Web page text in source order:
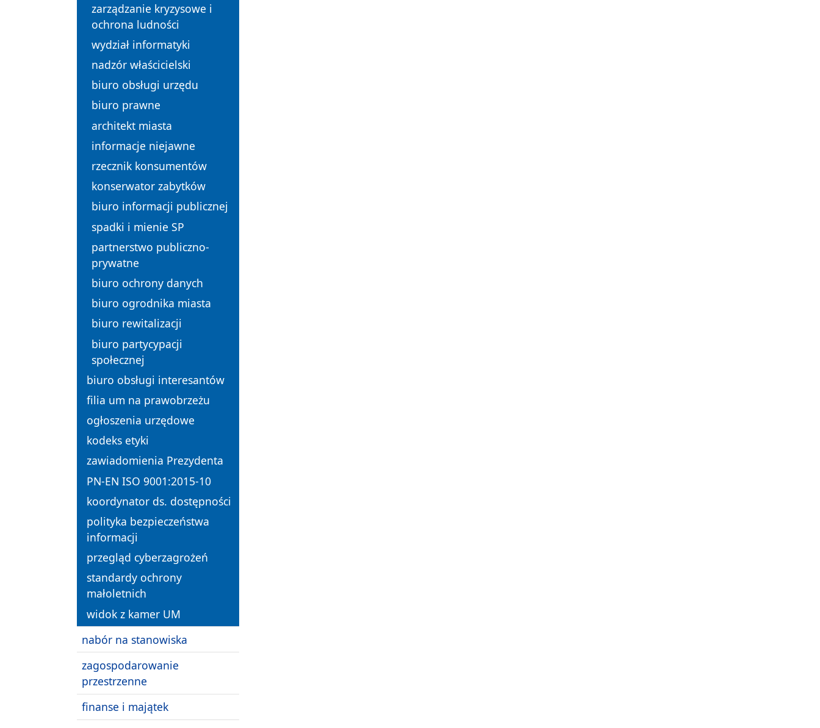
zarządzanie kryzysowe i
ochrona ludności
wydział informatyki
nadzór właścicielski
biuro obsługi urzędu
biuro prawne
architekt miasta
informacje niejawne
rzecznik konsumentów
konserwator zabytków
biuro informacji publicznej
spadki i mienie SP
partnerstwo publiczno-
prywatne
biuro ochrony danych
biuro ogrodnika miasta
biuro rewitalizacji
biuro partycypacji
społecznej
biuro obsługi interesantów
filia um na prawobrzeżu
ogłoszenia urzędowe
kodeks etyki
zawiadomienia Prezydenta
PN-EN ISO 9001:2015-10
koordynator ds. dostępności
polityka bezpieczeństwa
informacji
przegląd cyberzagrożeń
standardy ochrony
małoletnich
widok z kamer UM
nabór na stanowiska
zagospodarowanie
przestrzenne
finanse i majątek